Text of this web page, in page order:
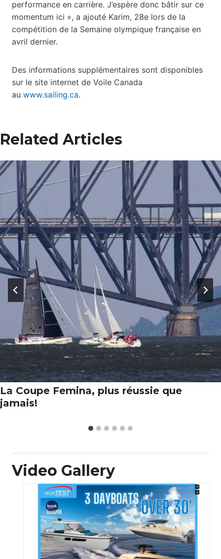
performance en carrière. J’espère donc bâtir sur ce
momentum ici », a ajouté Karim, 28e lors de la
compétition de la Semaine olympique française en
avril dernier.
Des informations supplémentaires sont disponibles
sur le site internet de Voile Canada
au www.sailing.ca.
Related Articles
La Coupe Femina, plus réussie que
jamais!
Video Gallery